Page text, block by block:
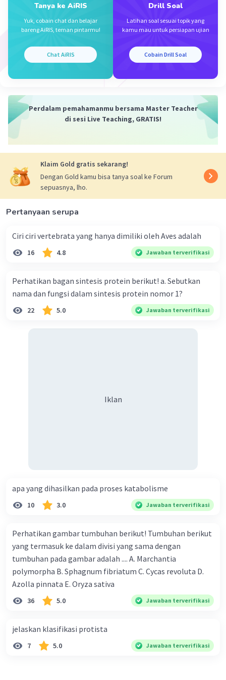
sedikit lebih banyak atau sedikit lebih sedikit dari
yang paling mendekati perkiraan adalah 25.
Beri Rating (0 Balas
Tanya ke AiRIS
Yuk, cobain chat dan belajar
bareng AiRIS, teman pintarmu!
Chat AiRIS
Drill Soal
Latihan soal sesuai topik yang
kamu mau untuk persiapan ujian
Cobain Drill Soal
Perdalam pemahamanmu bersama Master Teacher
di sesi Live Teaching, GRATIS!
Klaim Gold gratis sekarang!
Dengan Gold kamu bisa tanya soal ke Forum
sepuasnya, lho.
Pertanyaan serupa
Ciri ciri vertebrata yang hanya dimiliki oleh Aves adalah
16 4.8 Jawaban terverifikasi
Perhatikan bagan sintesis protein berikut! a. Sebutkan
nama dan fungsi dalam sintesis protein nomor 1?
22 5.0 Jawaban terverifikasi
Iklan
apa yang dihasilkan pada proses katabolisme
10 3.0 Jawaban terverifikasi
Perhatikan gambar tumbuhan berikut! Tumbuhan berikut
yang termasuk ke dalam divisi yang sama dengan
tumbuhan pada gambar adalah .... A. Marchantia
polymorpha B. Sphagnum fibriatum C. Cycas revoluta D.
Azolla pinnata E. Oryza sativa
36 5.0 Jawaban terverifikasi
jelaskan klasifikasi protista
7 5.0 Jawaban terverifikasi